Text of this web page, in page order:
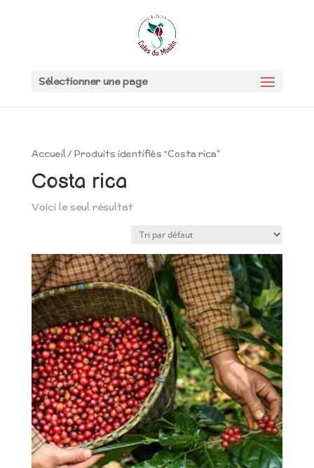
Sélectionner une page
Accueil/ Produits identifiés “Costa rica”
Costa rica
Voici le seul résultat